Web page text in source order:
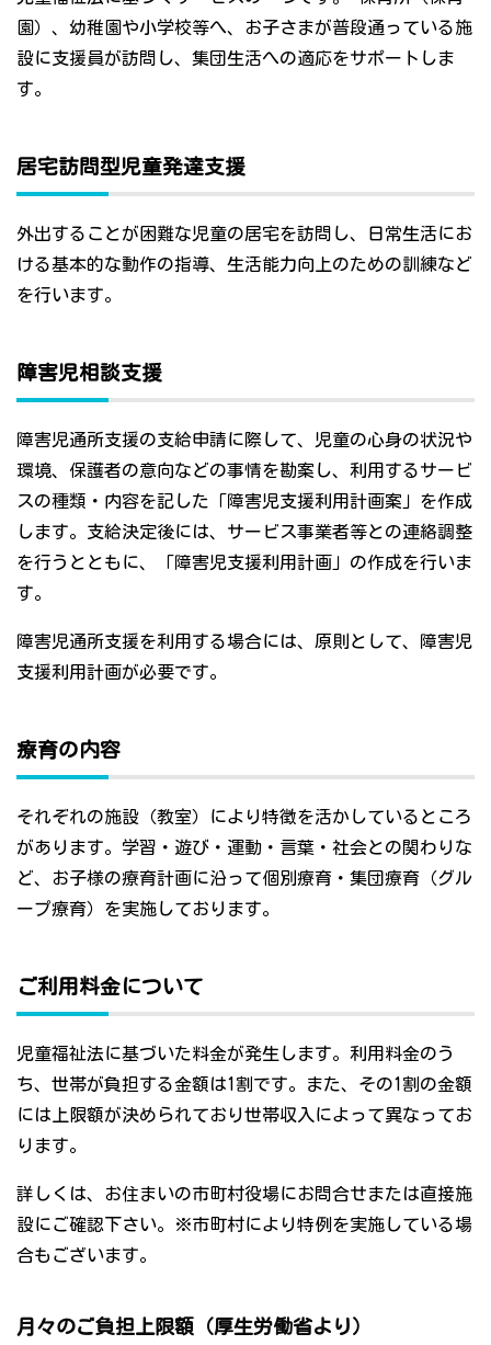
園）、幼稚園や小学校等へ、お子さまが普段通っている施
設に支援員が訪問し、集団生活への適応をサポートしま
す。
居宅訪問型児童発達支援
外出することが困難な児童の居宅を訪問し、日常生活にお
ける基本的な動作の指導、生活能力向上のための訓練など
を行います。
障害児相談支援
障害児通所支援の支給申請に際して、児童の心身の状況や
環境、保護者の意向などの事情を勘案し、利用するサービ
スの種類・内容を記した「障害児支援利用計画案」を作成
します。支給決定後には、サービス事業者等との連絡調整
を行うとともに、「障害児支援利用計画」の作成を行いま
す。
障害児通所支援を利用する場合には、原則として、障害児
支援利用計画が必要です。
療育の内容
それぞれの施設（教室）により特徴を活かしているところ
があります。学習・遊び・運動・言葉・社会との関わりな
ど、お子様の療育計画に沿って個別療育・集団療育（グル
ープ療育）を実施しております。
ご利用料金について
児童福祉法に基づいた料金が発生します。利用料金のう
ち、世帯が負担する金額は1割です。また、その1割の金額
には上限額が決められており世帯収入によって異なってお
ります。
詳しくは、お住まいの市町村役場にお問合せまたは直接施
設にご確認下さい。※市町村により特例を実施している場
合もございます。
月々のご負担上限額（厚生労働省より）